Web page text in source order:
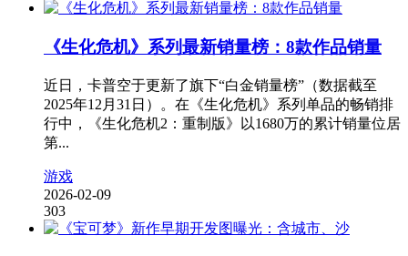
《生化危机》系列最新销量榜：8款作品销量
近日，卡普空于更新了旗下“白金销量榜”（数据截至
2025年12月31日）。在《生化危机》系列单品的畅销排
行中，《生化危机2：重制版》以1680万的累计销量位居
第...
游戏
2026-02-09
303